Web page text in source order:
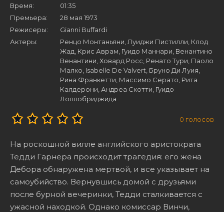
Время:
01:35
Премьера:
28 мая 1973
Режисеры:
Gianni Buffardi
Актеры:
Ренцо Монтаньяни, Луиджи Пистилли, Клод
Жад, Крис Аврам, Гуидо Маннари, Венантино
Венантини, Ховард Росс, Ренато Тури, Паоло
Малко, Isabelle De Valvert, Бруно Ди Луия,
Рина Франкетти, Массимо Серато, Рита
Калдерони, Андреа Скотти, Гуидо
Лоллобриджида
0 голосов
На роскошной вилле английского аристократа
Тедди Гарнера происходит трагедия: его жена
Дебора обнаружена мертвой, и все указывает на
самоубийство. Вернувшись домой с друзьями
после бурной вечеринки, Тедди сталкивается с
ужасной находкой. Однако комиссар Винчи,